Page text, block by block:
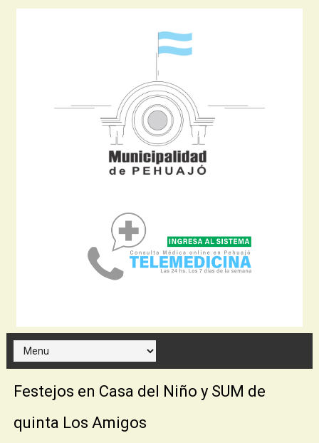
Festejos en Casa del Niño y SUM de
quinta Los Amigos